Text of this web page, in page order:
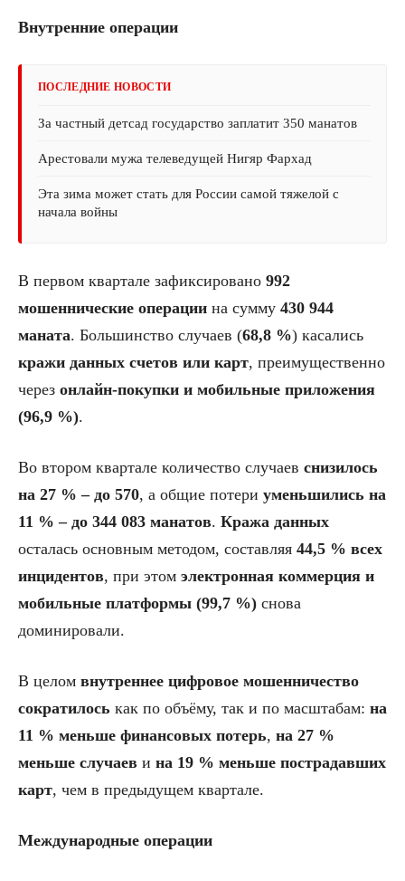
Внутренние операции
ПОСЛЕДНИЕ НОВОСТИ
За частный детсад государство заплатит 350 манатов
Арестовали мужа телеведущей Нигяр Фархад
Эта зима может стать для России самой тяжелой с
начала войны
В первом квартале зафиксировано 992
мошеннические операции на сумму 430 944
маната. Большинство случаев (68,8 %) касались
кражи данных счетов или карт, преимущественно
через онлайн-покупки и мобильные приложения
(96,9 %).
Во втором квартале количество случаев снизилось
на 27 % – до 570, а общие потери уменьшились на
11 % – до 344 083 манатов. Кража данных
осталась основным методом, составляя 44,5 % всех
инцидентов, при этом электронная коммерция и
мобильные платформы (99,7 %) снова
доминировали.
В целом внутреннее цифровое мошенничество
сократилось как по объёму, так и по масштабам: на
11 % меньше финансовых потерь, на 27 %
меньше случаев и на 19 % меньше пострадавших
карт, чем в предыдущем квартале.
Международные операции